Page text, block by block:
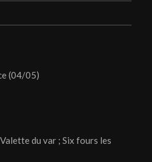
(04/05)
du var ; Six fours les